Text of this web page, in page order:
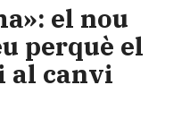
el nou
perquè el
al canvi